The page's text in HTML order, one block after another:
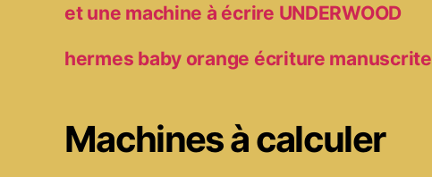
et une machine à écrire UNDERWOOD
hermes baby orange écriture manuscrite
Machines à calculer